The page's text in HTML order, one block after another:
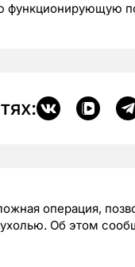
функционирующую
операция,
Об этом